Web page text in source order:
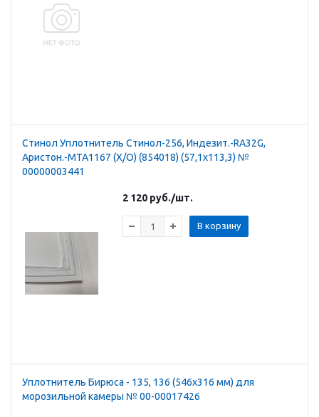
Стинол Уплотнитель Стинол-256, Индезит.-RA32G,
Аристон.-MTA1167 (Х/О) (854018) (57,1х113,3) №
00000003441
2 120 руб./шт.
В корзину
Уплотнитель Бирюса - 135, 136 (546х316 мм) для
морозильной камеры № 00-00017426